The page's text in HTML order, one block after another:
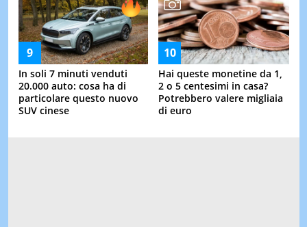
In soli 7 minuti venduti
20.000 auto: cosa ha di
particolare questo nuovo
SUV cinese
Hai queste monetine da 1,
2 o 5 centesimi in casa?
Potrebbero valere migliaia
di euro